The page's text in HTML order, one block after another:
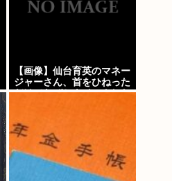
【画像】仙台育英のマネー
ジャーさん、首をひねった
だけでなぜかウインクした